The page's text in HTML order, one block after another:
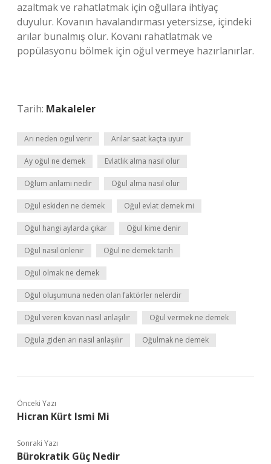
azaltmak ve rahatlatmak için oğullara ihtiyaç
duyulur. Kovanın havalandırması yetersizse, içindeki
arılar bunalmış olur. Kovanı rahatlatmak ve
popülasyonu bölmek için oğul vermeye hazırlanırlar.
Tarih: Makaleler
Arı neden ogul verir Arılar saat kaçta uyur
Ay oğul ne demek Evlatlık alma nasıl olur
Oğlum anlamı nedir Oğul alma nasıl olur
Oğul eskiden ne demek Oğul evlat demek mi
Oğul hangi aylarda çıkar Oğul kime denir
Oğul nasıl önlenir Oğul ne demek tarih
Oğul olmak ne demek
Oğul oluşumuna neden olan faktörler nelerdir
Oğul veren kovan nasıl anlaşılır Oğul vermek ne demek
Oğula giden arı nasıl anlaşılır Oğulmak ne demek
Önceki Yazı
Hicran Kürt Ismi Mi
Sonraki Yazı
Bürokratik Güç Nedir